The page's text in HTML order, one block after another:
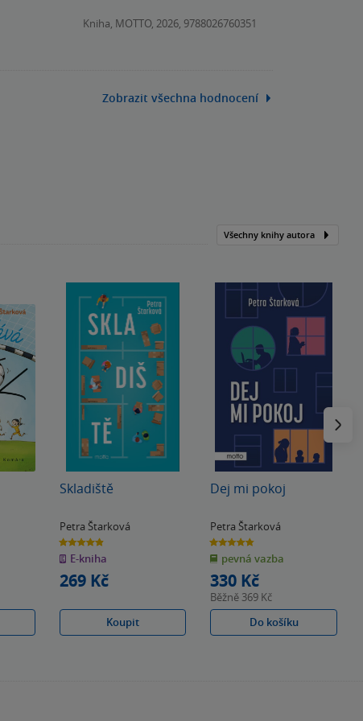
Kniha, MOTTO, 2026, 9788026760351
Zobrazit všechna hodnocení
Všechny knihy autora
Skladiště
Petra Štarková
4.9
z
5
hvězdiček
E-kniha
269 Kč
Koupit
Dej mi pokoj
Petra Štarková
4.8
z
5
hvězdiček
pevná vazba
330 Kč
Běžně 369 Kč
Do košíku